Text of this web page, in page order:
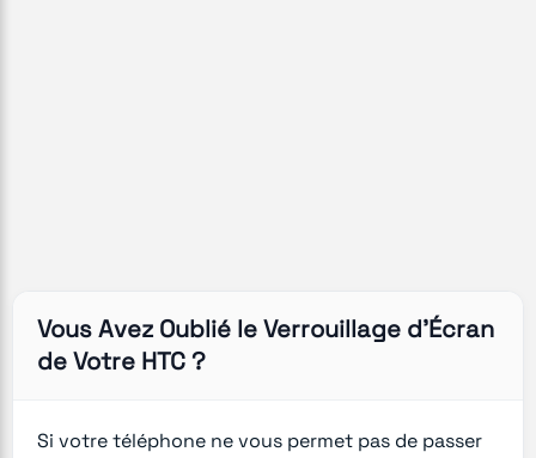
Vous Avez Oublié le Verrouillage d'Écran
de Votre HTC ?
Si votre téléphone ne vous permet pas de passer